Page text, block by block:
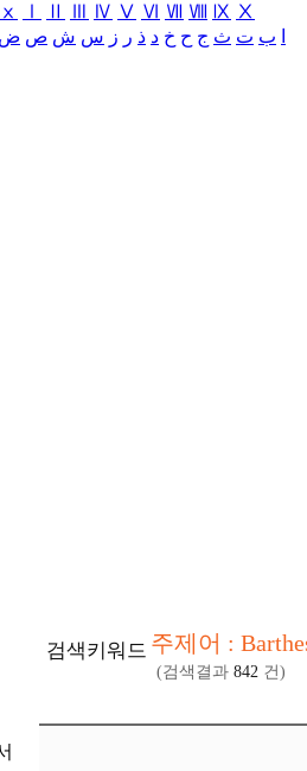
ⅹ Ⅳ Ⅴ Ⅵ Ⅶ Ⅷ Ⅸ Ⅹ
ب ت ث ج ح خ د ذ ر ز س ش ص ض
검색키워드 주제어 :
(검색결과 842 건)